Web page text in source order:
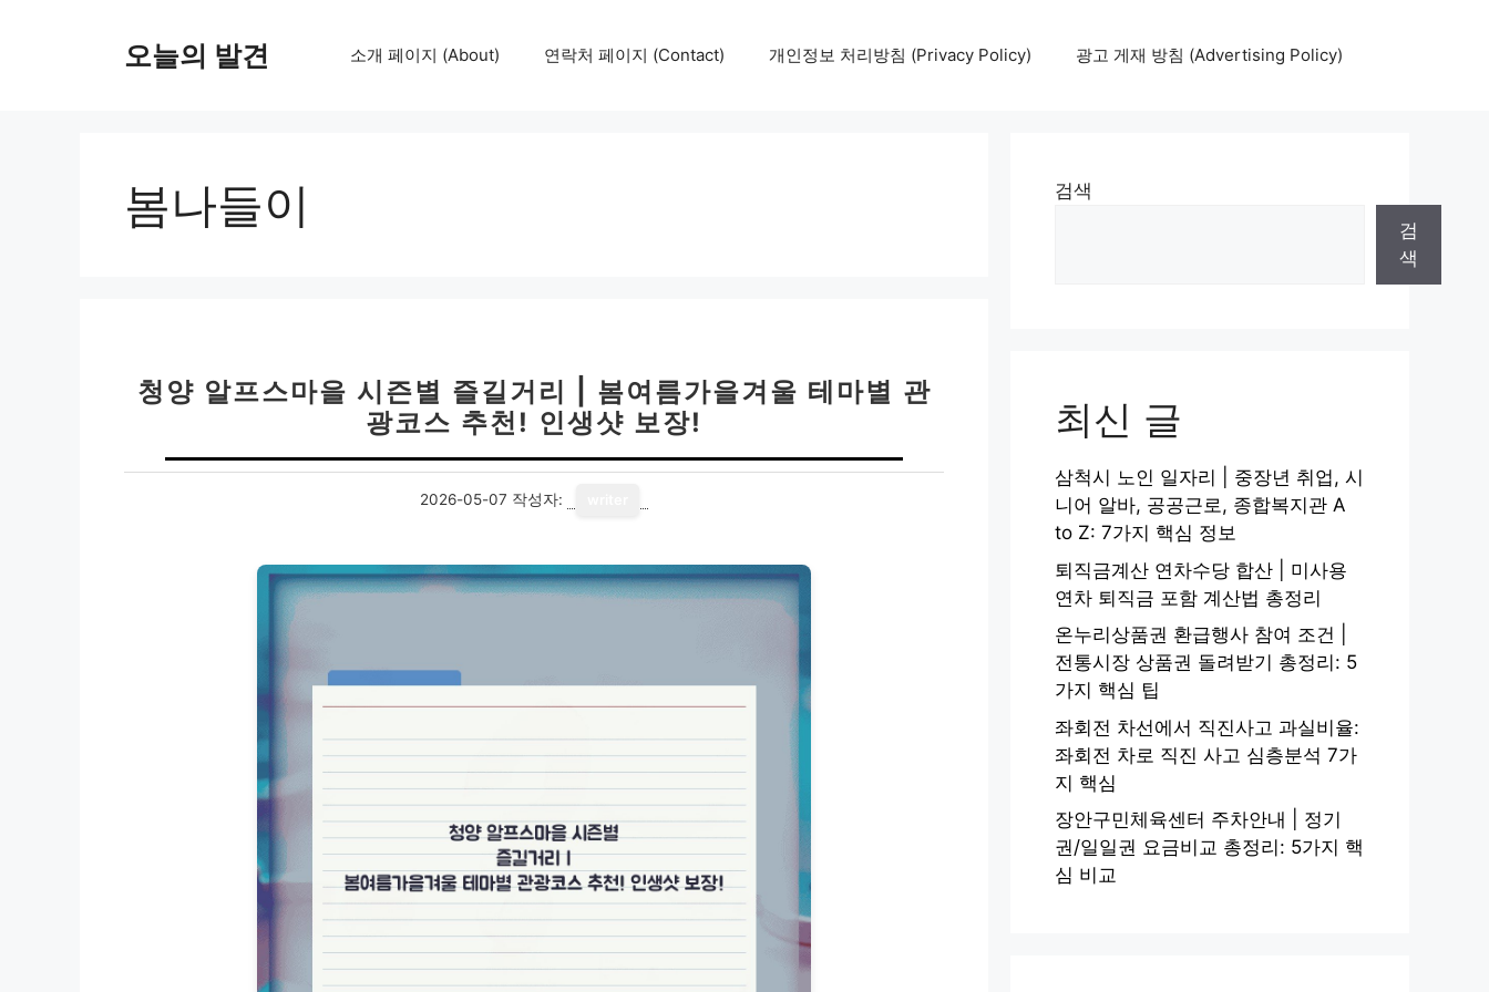
오늘의 발견 소개 페이지 (About) 연락처 페이지 (Contact) 개인정보 처리방침 (Privacy Policy) 광고 게재 방침 (Advertising Policy)
봄나들이
청양 알프스마을 시즌별 즐길거리 | 봄여름가을겨울 테마별 관
광코스 추천! 인생샷 보장!
2026-05-07 작성자:
검색
검
색
최신 글
삼척시 노인 일자리 | 중장년 취업, 시
니어 알바, 공공근로, 종합복지관 A
to Z: 7가지 핵심 정보
퇴직금계산 연차수당 합산 | 미사용
연차 퇴직금 포함 계산법 총정리
온누리상품권 환급행사 참여 조건 |
전통시장 상품권 돌려받기 총정리: 5
가지 핵심 팁
좌회전 차선에서 직진사고 과실비율:
좌회전 차로 직진 사고 심층분석 7가
지 핵심
장안구민체육센터 주차안내 | 정기
권/일일권 요금비교 총정리: 5가지 핵
심 비교